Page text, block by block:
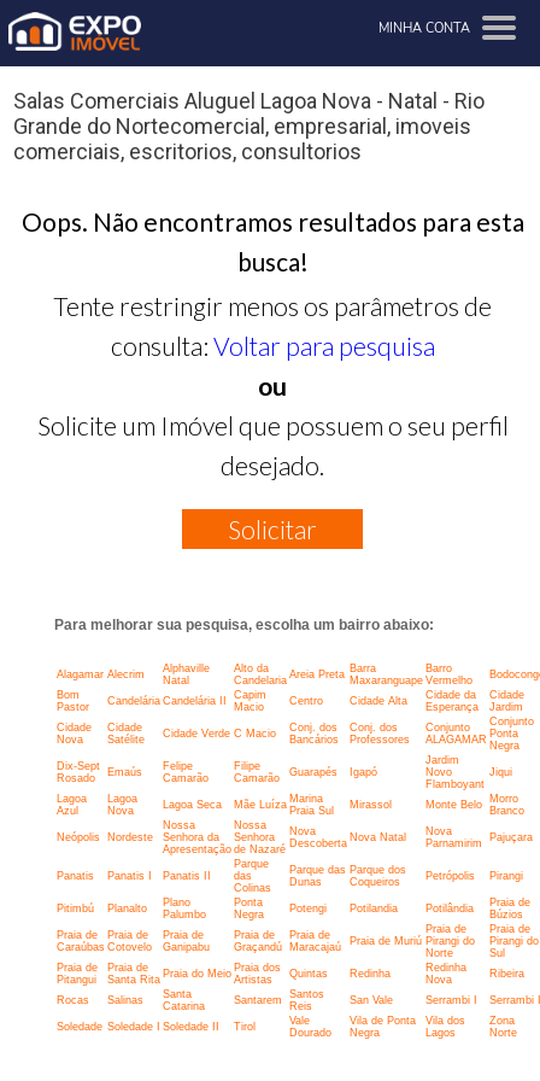
MINHA CONTA
Salas Comerciais Aluguel Lagoa Nova - Natal - Rio
Grande do Nortecomercial, empresarial, imoveis
comerciais, escritorios, consultorios
Oops. Não encontramos resultados para esta
busca!
Tente restringir menos os parâmetros de
consulta: Voltar para pesquisa
ou
Solicite um Imóvel que possuem o seu perfil
desejado.
Solicitar
Para melhorar sua pesquisa, escolha um bairro abaixo:
Alagamar Alecrim
Alphaville
Natal
Alto da
Candelaria Areia Preta Barra
Maxaranguape
Barro
Vermelho
Bom
Pastor
Candelária Candelária II
Capim
Macio
Centro Cidade Alta
Cidade da
Esperança
Cidade
Jardim
Cidade
Nova
Cidade
Satélite
Cidade Verde C Macio
Conj. dos
Bancários
Conj. dos
Professores
Conjunto
ALAGAMAR
Conjunto
Ponta
Negra
Dix-Sept
Rosado
Emaús
Felipe
Camarão
Filipe
Camarão
Guarapés Igapó
Jardim
Novo
Flamboyant
Jiqui
Lagoa
Azul
Lagoa
Nova
Lagoa Seca Mãe Luíza Marina
Praia Sul
Mirassol Monte Belo
Morro
Branco
Neópolis Nordeste
Nossa
Senhora da
Apresentação
Nossa
Senhora
de Nazaré
Nova
Descoberta Nova Natal
Nova
Parnamirim
Pajuçara
Panatis Panatis I Panatis II
Parque
das
Colinas
Parque das
Dunas
Parque dos
Coqueiros
Petrópolis Pirangi
Pitimbú Planalto
Plano
Palumbo
Ponta
Negra
Potengi Potilandia Potilândia
Praia de
Búzios
Praia de
Caraúbas
Praia de
Cotovelo
Praia de
Ganipabu
Praia de
Graçandú
Praia de
Maracajaú
Praia de Muriú
Praia de
Pirangi do
Norte
Praia de
Pirangi do
Sul
Praia de
Pitangui
Praia de
Santa Rita Praia do Meio Praia dos
Artistas
Quintas Redinha
Redinha
Nova
Ribeira
Rocas Salinas
Santa
Catarina
Santarem
Santos
Reis
San Vale Serrambi I Serrambi
Soledade Soledade I Soledade II Tirol
Vale
Dourado
Vila de Ponta
Negra
Vila dos
Lagos
Zona
Norte